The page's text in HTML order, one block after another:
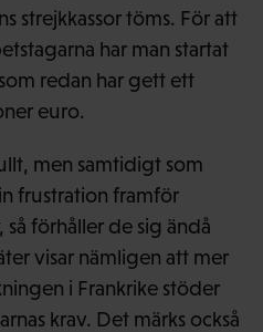
strejkkassor töms. För att
har man startat
redan har gett ett
euro.
men samtidigt som
frustration framför
förhåller de sig ändå
visar nämligen att mer
i Frankrike stöder
krav. Det märks också